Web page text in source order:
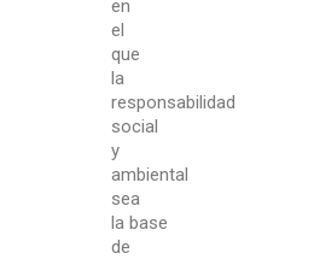
en
el
que
la
responsabilidad
social
y
ambiental
sea
la base
de